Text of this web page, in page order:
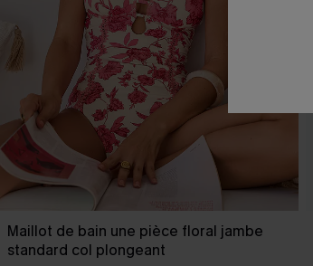
Maillot de bain une pièce floral jambe
standard col plongeant